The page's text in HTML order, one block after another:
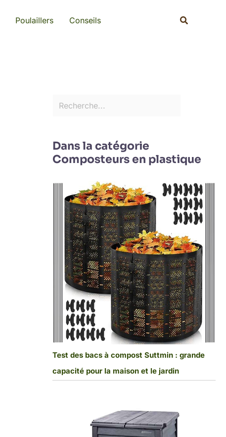
Poulaillers Conseils
Dans la catégorie
Composteurs en plastique
Test des bacs à compost Suttmin : grande
capacité pour la maison et le jardin